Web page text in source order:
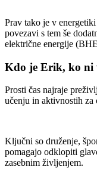
Prav tako je v
povezavi s tem še
električne energije
Kdo je Erik, ko ni
Prosti čas najraje
učenju in aktivnostih za
Ključni so druženje,
pomagajo odklopiti
zasebnim življenjem.